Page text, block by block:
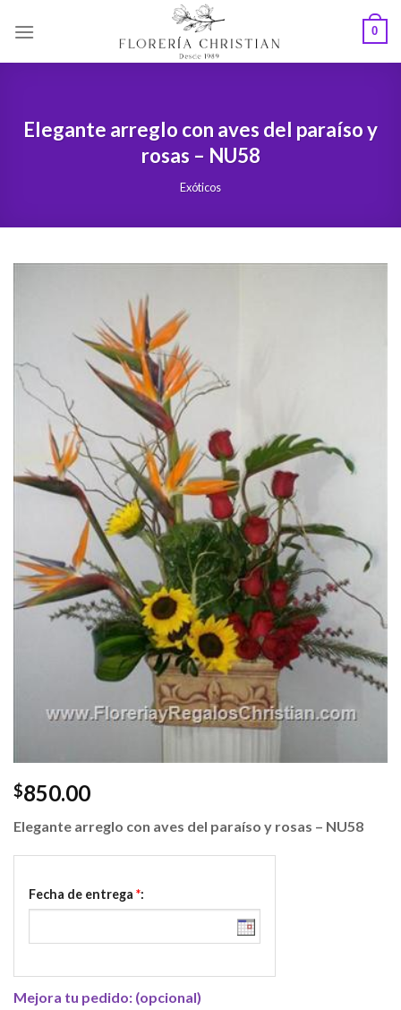
0
Elegante arreglo con aves del paraíso y
rosas – NU58
Exóticos
$850.00
Elegante arreglo con aves del paraíso y rosas – NU58
Fecha de entrega *:
Mejora tu pedido: (opcional)